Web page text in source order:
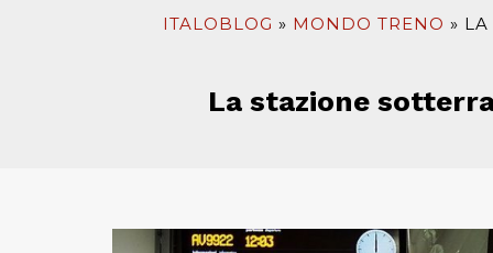
ITALOBLOG MONDO TRENO LA
La stazione